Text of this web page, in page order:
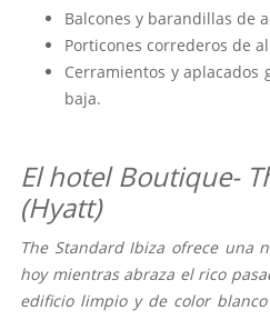
Balcones y barandillas de
Porticones correderos de
Cerramientos y
baja.
El hotel Boutique-
(Hyatt)
The Standard Ibiza ofrece una
hoy mientras abraza el rico
edificio limpio y de color